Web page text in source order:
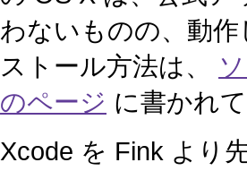
わないものの、動
ストール方法は、
のページ に書かれ
Xcode を Fink より